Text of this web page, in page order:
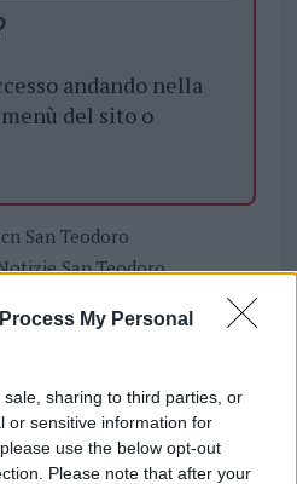
My Personal
sharing to third parties, or
or sensitive information for
use the below opt-out
Please note that after your
andando nella
del sito o
San Teodoro
San Teodoro
canale telegram di